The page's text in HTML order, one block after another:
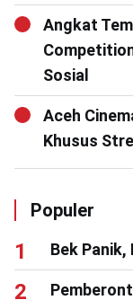
Angkat
Sosial
Aceh
Khusus
Populer
Bek Panik,